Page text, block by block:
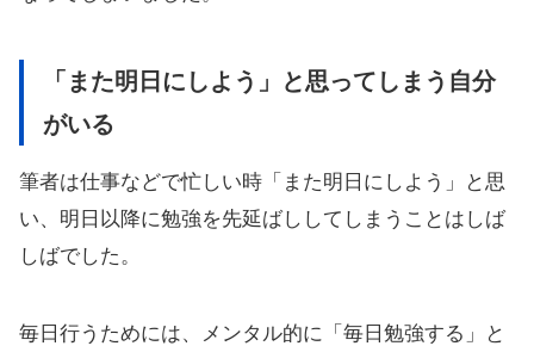
「また明日にしよう」と思ってしまう自分
がいる
筆者は仕事などで忙しい時「また明日にしよう」と思
い、明日以降に勉強を先延ばししてしまうことはしば
しばでした。
毎日行うためには、メンタル的に「毎日勉強する」と